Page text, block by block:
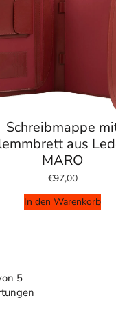
Schreibmappe
aus
MARO
€97,00
In den Warenkorb
5